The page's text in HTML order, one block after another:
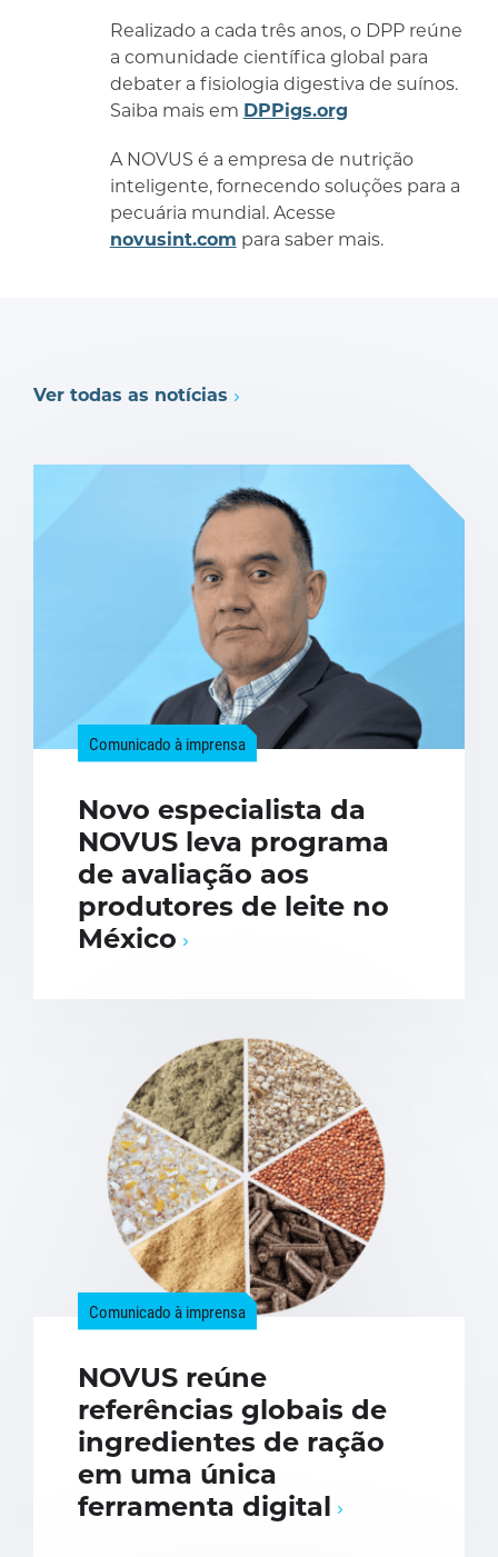
Realizado a cada três anos, o DPP reúne
a comunidade científica global para
debater a fisiologia digestiva de suínos.
Saiba mais em DPPigs.org
A NOVUS é a empresa de nutrição
inteligente, fornecendo soluções para a
pecuária mundial. Acesse
novusint.com para saber mais.
Ver todas as notícias
Comunicado à imprensa
Novo especialista da
NOVUS leva programa
de avaliação aos
produtores de leite no
México
Comunicado à imprensa
NOVUS reúne
referências globais de
ingredientes de ração
em uma única
ferramenta digital